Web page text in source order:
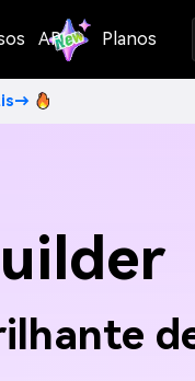
API Planos